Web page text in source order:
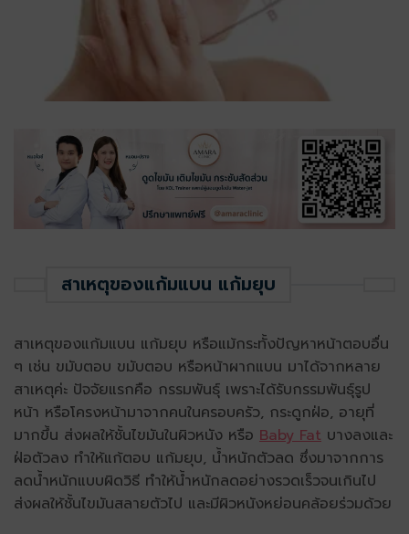
สาเหตุของแก้มแบน แก้มยุบ
สาเหตุของแก้มแบน แก้มยุบ หรือแม้กระทั้งปัญหาหน้าตอบอื่น
ๆ เช่น ขมับตอบ ขมับตอบ หรือหน้าผากแบน มาได้จากหลาย
สาเหตุค่ะ ปัจจัยแรกคือ กรรมพันธุ์ เพราะได้รับกรรมพันธุ์รูป
หน้า หรือโครงหน้ามาจากคนในครอบครัว, กระดูกฝ่อ, อายุที่
มากขึ้น ส่งผลให้ชั้นไขมันในผิวหนัง หรือ Baby Fat บางลงและ
ฝ่อตัวลง ทำให้แก้ตอบ แก้มยุบ, น้ำหนักตัวลด ซึ่งมาจากการ
ลดน้ำหนักแบบผิดวิธี ทำให้น้ำหนักลดอย่างรวดเร็วจนเกินไป
ส่งผลให้ชั้นไขมันสลายตัวไป และมีผิวหนังหย่อนคล้อยร่วมด้วย